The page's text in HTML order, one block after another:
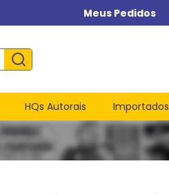
Meus Pedidos
HQs Autorais Importados